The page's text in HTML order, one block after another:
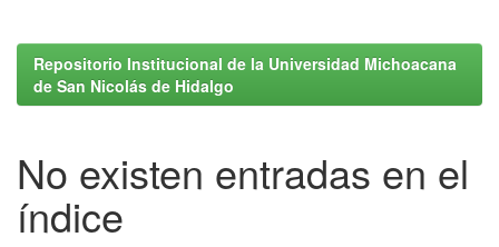
Repositorio Institucional de la Universidad Michoacana
de San Nicolás de Hidalgo
No existen entradas en el
índice